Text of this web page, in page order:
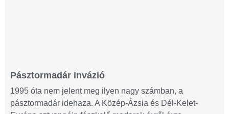
Pásztormadár invázió
1995 óta nem jelent meg ilyen nagy számban, a
pásztormadár idehaza. A Közép-Ázsia és Dél-Kelet-